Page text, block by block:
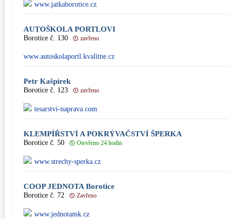
www.jatkaborotice.cz
AUTOŠKOLA PORTLOVI
Borotice č. 130 zavřeno
www.autoskolaportl.kvalitne.cz
Petr Kašpírek
Borotice č. 123 zavřeno
tesarstvi-naprava.com
KLEMPÍŘSTVÍ A POKRÝVAČSTVÍ ŠPERKA
Borotice č. 50 Otevřeno 24 hodin
www.strechy-sperka.cz
COOP JEDNOTA Borotice
Borotice č. 72 Zavřeno
www.jednotamk.cz